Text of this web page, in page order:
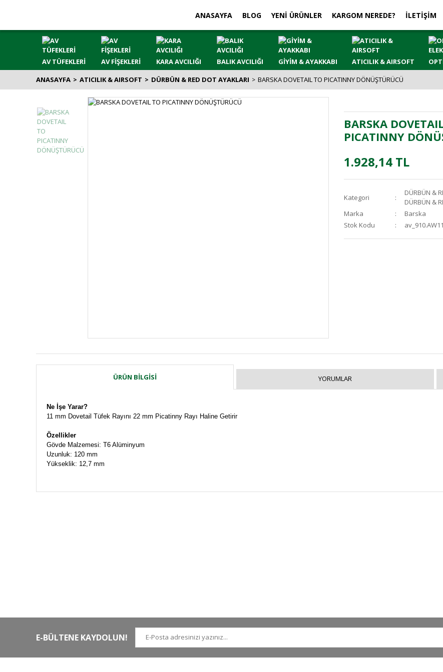
ANASAYFA BLOG YENİ ÜRÜNLER KARGOM NEREDE? İLETİŞİM
AV TÜFEKLERİ AV FİŞEKLERİ KARA AVCILIĞI BALIK AVCILIĞI GİYİM & AYAKKABI ATICILIK & AIRSOFT
ANASAYFA
ATICILIK & AIRSOFT DÜRBÜN & RED DOT AYAKLARI BARSKA DOVETAIL TO PICATINNY DÖNÜŞTÜRÜCÜ
BARSKA
PICATINNY
1.928,14 TL
Kategori
DÜRBÜN &
DÜRBÜN &
Marka
Barska
Stok Kodu
ÜRÜN BILGISI YORUMLAR
Ne İşe Yarar?
11 mm Dovetail Tüfek Rayını 22 mm Picatinny Rayı Haline Getirir
Özellikler
Gövde Malzemesi: T6 Alüminyum
Uzunluk: 120 mm
Yükseklik: 12,7 mm
E-BÜLTENE KAYDOLUN!